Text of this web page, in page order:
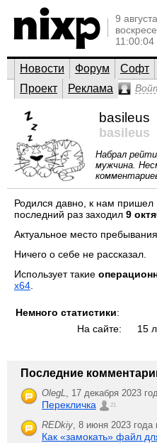
9
11:00:04
Новости Форум Софт
Проект
Реклама
basileus
basileus
Набрал
мужчина.
Родился давно, к нам пришел
последний раз заходил 9
Актуальное место пребывания
Ничего о себе не рассказал.
Использует такие
x64
Немного статистики:
На сайте:
15
Последние
OlegL, 17 декабря 2023
Перекличка 21
REDkiy, 8 июня 2023
Как «замокать» файл